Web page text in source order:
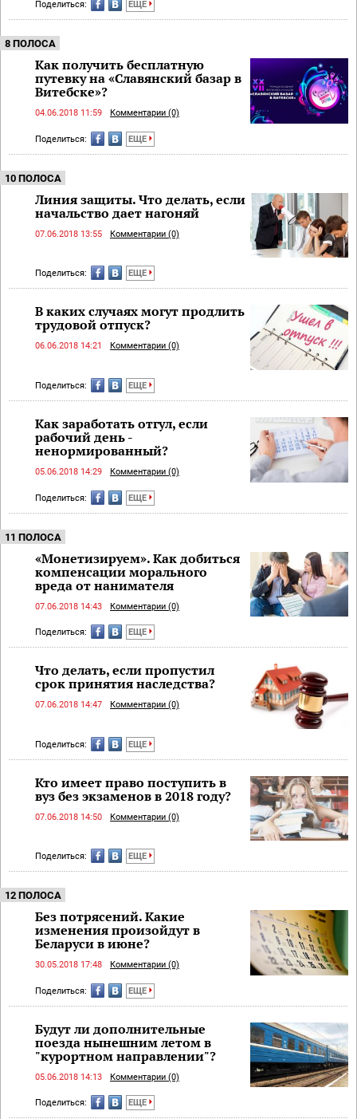
Поделиться: ЕЩЕ
8 ПОЛОСА
Как получить бесплатную
путевку на «Славянский базар в
Витебске»?
04.06.2018 11:59 Комментарии (0)
Поделиться: ЕЩЕ
10 ПОЛОСА
Линия защиты. Что делать, если
начальство дает нагоняй
07.06.2018 13:55 Комментарии (0)
Поделиться: ЕЩЕ
В каких случаях могут продлить
трудовой отпуск?
06.06.2018 14:21 Комментарии (0)
Поделиться: ЕЩЕ
Как заработать отгул, если
рабочий день -
ненормированный?
05.06.2018 14:29 Комментарии (0)
Поделиться: ЕЩЕ
11 ПОЛОСА
«Монетизируем». Как добиться
компенсации морального
вреда от нанимателя
07.06.2018 14:43 Комментарии (0)
Поделиться: ЕЩЕ
Что делать, если пропустил
срок принятия наследства?
07.06.2018 14:47 Комментарии (0)
Поделиться: ЕЩЕ
Кто имеет право поступить в
вуз без экзаменов в 2018 году?
07.06.2018 14:50 Комментарии (0)
Поделиться: ЕЩЕ
12 ПОЛОСА
Без потрясений. Какие
изменения произойдут в
Беларуси в июне?
30.05.2018 17:48 Комментарии (0)
Поделиться: ЕЩЕ
Будут ли дополнительные
поезда нынешним летом в
"курортном направлении"?
05.06.2018 14:13 Комментарии (0)
Поделиться: ЕЩЕ